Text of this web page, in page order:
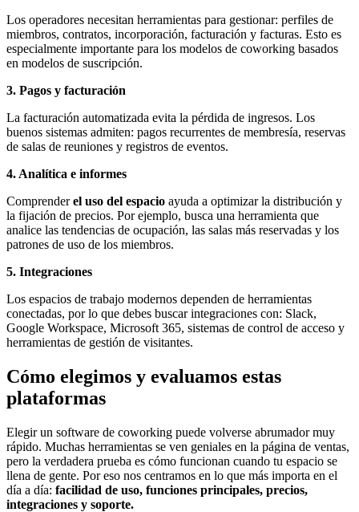
Los operadores necesitan herramientas para gestionar: perfiles de
miembros, contratos, incorporación, facturación y facturas. Esto es
especialmente importante para los modelos de coworking basados
en modelos de suscripción.
3. Pagos y facturación
La facturación automatizada evita la pérdida de ingresos. Los
buenos sistemas admiten: pagos recurrentes de membresía, reservas
de salas de reuniones y registros de eventos.
4. Analítica e informes
Comprenderel uso del espacio ayuda a optimizar la distribución y
la fijación de precios. Por ejemplo, busca una herramienta que
analice las tendencias de ocupación, las salas más reservadas y los
patrones de uso de los miembros.
5. Integraciones
Los espacios de trabajo modernos dependen de herramientas
conectadas, por lo que debes buscar integraciones con: Slack,
Google Workspace, Microsoft 365, sistemas de control de acceso y
herramientas de gestión de visitantes.
Cómo elegimos y evaluamos estas
plataformas
Elegir un software de coworking puede volverse abrumador muy
rápido. Muchas herramientas se ven geniales en la página de ventas,
pero la verdadera prueba es cómo funcionan cuando tu espacio se
llena de gente. Por eso nos centramos en lo que más importa en el
día a día: facilidad de uso, funciones principales, precios,
integraciones y soporte.